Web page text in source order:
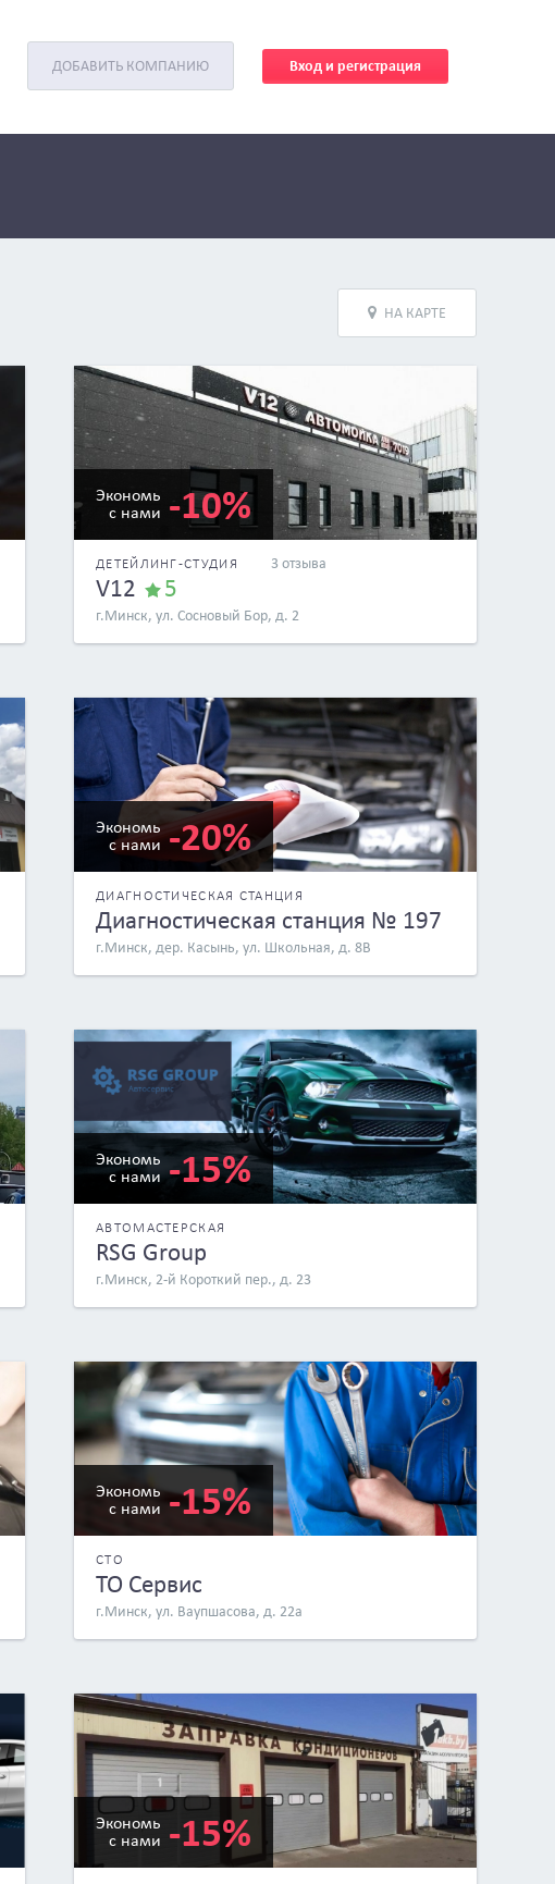
ДОБАВИТЬ КОМПАНИЮ Вход и регистрация
НА КАРТЕ
Экономь
с нами -10%
ДЕТЕЙЛИНГ-СТУДИЯ 3 отзыва
V12 5
г.Минск, ул. Сосновый Бор, д. 2
Экономь
с нами -20%
ДИАГНОСТИЧЕСКАЯ СТАНЦИЯ
Диагностическая станция № 197
г.Минск, дер. Касынь, ул. Школьная, д. 8В
Экономь
с нами -15%
АВТОМАСТЕРСКАЯ
RSG Group
г.Минск, 2-й Короткий пер., д. 23
Экономь
с нами -15%
СТО
ТО Сервис
г.Минск, ул. Ваупшасова, д. 22а
Экономь
с нами -15%